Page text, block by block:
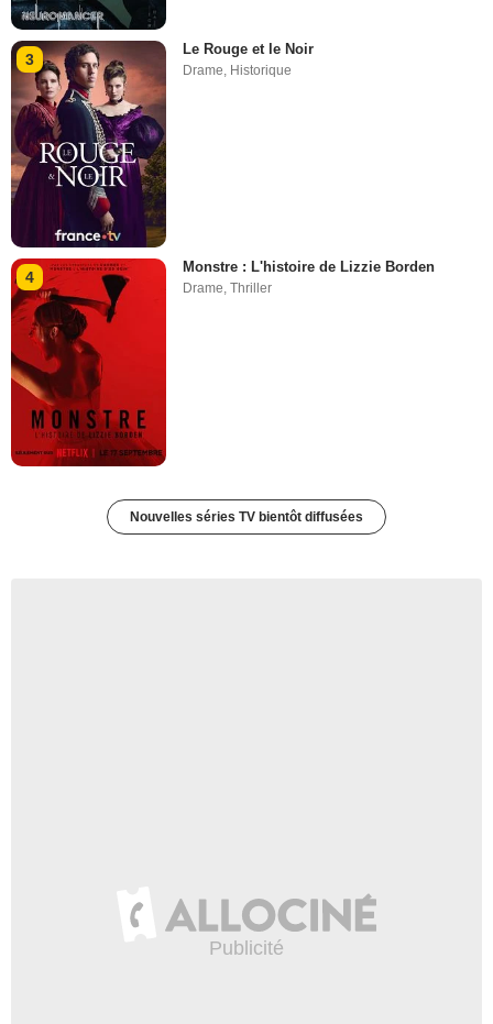
3
Le Rouge et le Noir
Drame, Historique
4
Monstre : L'histoire de Lizzie Borden
Drame,Thriller
Nouvelles séries TV bientôt diffusées